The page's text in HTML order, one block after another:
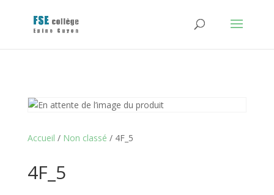
Accueil / Non classé / 4F_5
4F_5